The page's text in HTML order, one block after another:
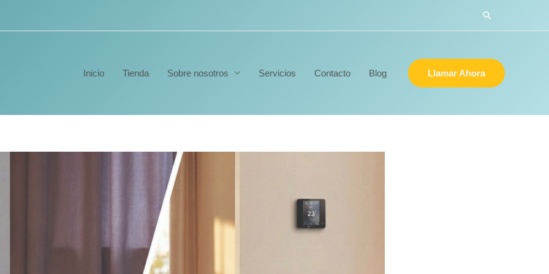
Buscar
Inicio Tienda Sobre nosotros Servicios Contacto Blog Llamar Ahora